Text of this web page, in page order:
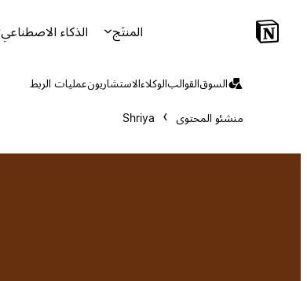
المنتَج الذكاء الاصطناعي
السوقالقوالبالوكلاءالاستشاريونعمليات الربط
منشئو المحتوى Shriya